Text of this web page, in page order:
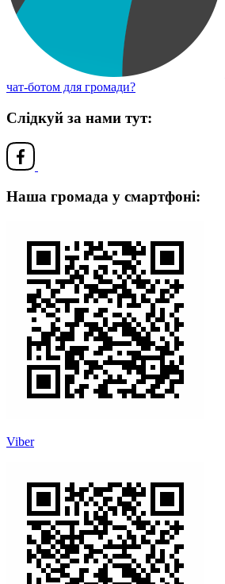
чат-ботом для громади?
Слідкуй за нами тут:
Наша громада у смартфоні:
Viber